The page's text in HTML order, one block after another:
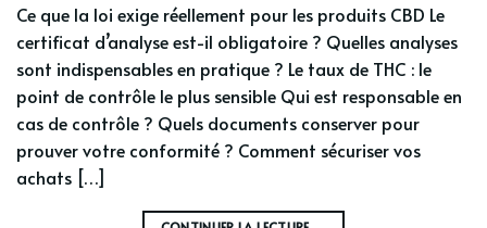
Ce que la loi exige réellement pour les produits CBD Le
certificat d’analyse est-il obligatoire ? Quelles analyses
sont indispensables en pratique ? Le taux de THC : le
point de contrôle le plus sensible Qui est responsable en
cas de contrôle ? Quels documents conserver pour
prouver votre conformité ? Comment sécuriser vos
achats […]